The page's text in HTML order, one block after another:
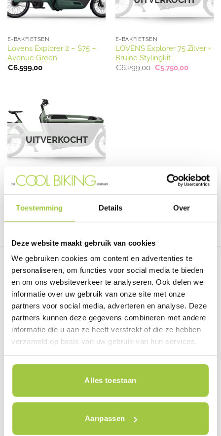
Toestemming Details Over
Deze website maakt gebruik van cookies
We gebruiken cookies om content en advertenties te
personaliseren, om functies voor social media te bieden
en om ons websiteverkeer te analyseren. Ook delen we
informatie over uw gebruik van onze site met onze
partners voor social media, adverteren en analyse. Deze
partners kunnen deze gegevens combineren met andere
informatie die u aan ze heeft verstrekt of die ze hebben
verzameld op basis van uw gebruik van hun services.
Alles toestaan
Aanpassen
E-BAKFIETSEN
Lovens Explorer 2 – S75 –
Avenue Green
€6.599,00
E-BAKFIETSEN
LOVENS Explorer 75 Zilver +
Bruine Stylingkit
€6.299,00 Oorspronkelijke
prijs
€5.750,00Huidige
UITVERKOCHT
E-BAKFIETSEN
LOVENS Explorer 75 –
automatic – groen
7.979,00
1121 ND Landsmeer
+31 (0) 85-7735355
WhatsApp +31 (0)6 53 47 72 28